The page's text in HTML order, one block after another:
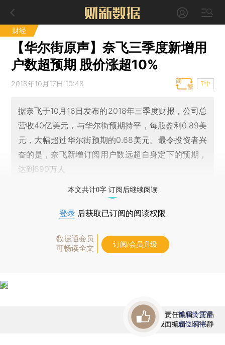
财经
【华尔街原声】奈飞三季度新增用
户数超预期 股价涨超10%
2018年10月17日 10:48 T中
据奈飞于10月16日发布的2018年三季度财报，公司总
营收40亿美元，与华尔街预期持平，每股盈利0.89美
元，大幅超过华尔街预期的0.68美元。最令投资者兴
奋的是，奈飞新增订阅用户数远超自身定下的预期，
达到690万人
本文共计0字 订阅后继续阅读
登录 后获取已订阅的阅读权限
数据通会员
可畅读全文
订阅/会员升级
责任编辑：王晶
版面编辑：何书静
首席赞赏官
虚位以待